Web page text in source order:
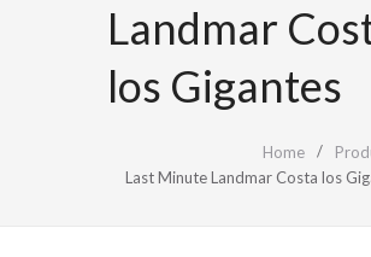
Landmar
los Gigantes
Home
Last Minute Landmar Costa los